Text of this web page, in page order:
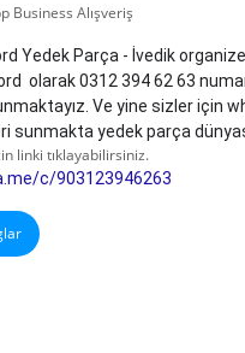
Yedek Parça - İvedik
Ve yine sizler için
sunmakta yedek parça
linki tıklayabilirsiniz.
c/903123946263